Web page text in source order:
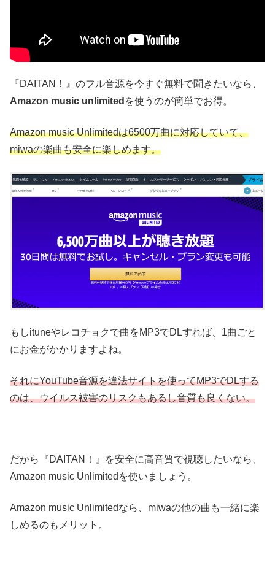
『DAITAN！』のフル音源を今すぐ無料で聞きたいなら、
Amazon music unlimited を使うのが簡単でお得。
Amazon music Unlimitedは6500万曲に対応していて、
miwaの楽曲も安全に楽しめます。
もしituneやレコチョクで曲をMP3でDLすれば、1曲ごと
にお金がかかりますよね。
それにYouTube音源を違法サイトを使ってMP3でDLする
のは、ウイルス被害のリスクもあるし音質も良くない。
だから『DAITAN！』を安全に高音質で視聴したいなら、
Amazon music Unlimitedを使いましょう。
Amazon music Unlimitedなら、miwaの他の曲も一緒に楽
しめるのもメリット。